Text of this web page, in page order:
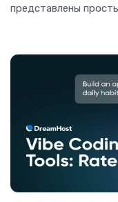
представлены